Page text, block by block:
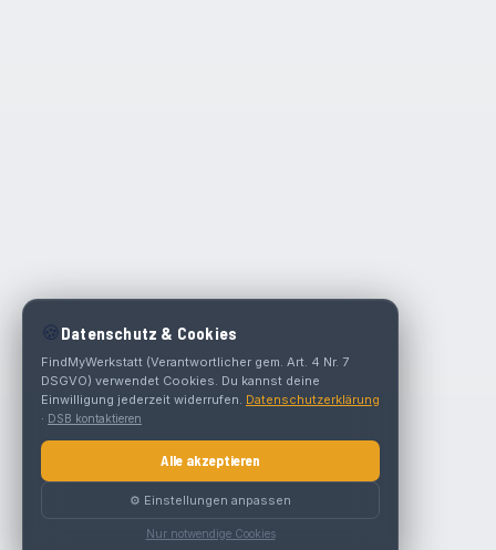
🍪 Datenschutz & Cookies
FindMyWerkstatt (Verantwortlicher gem. Art. 4 Nr. 7
DSGVO) verwendet Cookies. Du kannst deine
Einwilligung jederzeit widerrufen. Datenschutzerklärung
· DSB kontaktieren
Alle akzeptieren
⚙️ Einstellungen anpassen
Nur notwendige Cookies